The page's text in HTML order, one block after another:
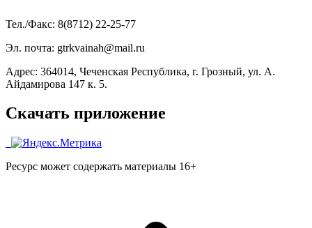
Тел./Факс: 8(8712) 22-25-77
Эл. почта: gtrkvainah@mail.ru
Адрес: 364014, Чеченская Республика, г. Грозный, ул. А.
Айдамирова 147 к. 5.
Скачать приложение
Ресурс может содержать материалы 16+